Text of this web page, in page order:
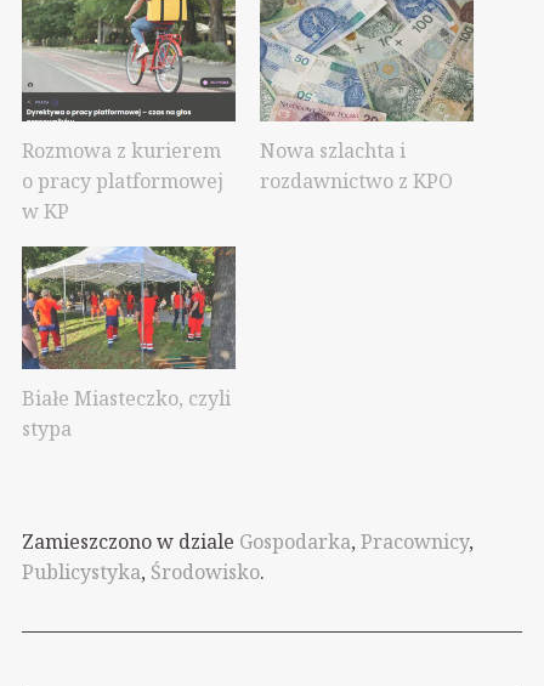
Rozmowa z kurierem
o pracy platformowej
w KP
Nowa szlachta i
rozdawnictwo z KPO
Białe Miasteczko, czyli
stypa
Zamieszczono w dziale Gospodarka, Pracownicy,
Publicystyka, Środowisko.